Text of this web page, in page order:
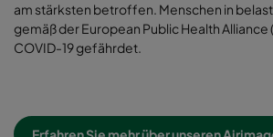
am stärksten betroffen. Menschen in
gemäß der European Public Health Alliance
COVID-19 gefährdet.